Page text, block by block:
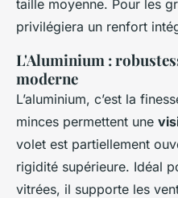
taille moyenne. Pour les
privilégiera un renfort
L'Aluminium :
moderne
L’aluminium, c’est la
minces permettent une
volet est partiellement
rigidité supérieure. Idéal
vitrées, il supporte les